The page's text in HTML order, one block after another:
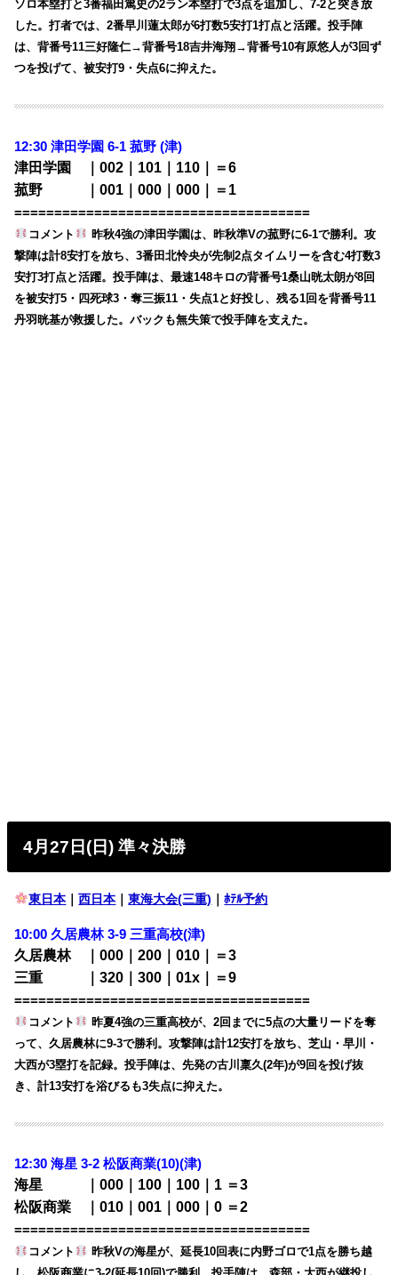
ソロ本塁打と3番福田篤史の2ラン本塁打で3点を追加し、7-2と突き放
した。打者では、2番早川蓮太郎が6打数5安打1打点と活躍。投手陣
は、背番号11三好隆仁→背番号18吉井海翔→背番号10有原悠人が3回ず
つを投げて、被安打9・失点6に抑えた。
12:30 津田学園 6-1 菰野 (津)
津田学園 ｜002｜101｜110｜＝6
菰野 ｜001｜000｜000｜＝1
=====================================
コメント
昨秋4強の津田学園は、昨秋準Vの菰野に6-1で勝利。攻
撃陣は計8安打を放ち、3番田北怜央が先制2点タイムリーを含む4打数3
安打3打点と活躍。投手陣は、最速148キロの背番号1桑山晄太朗が8回
を被安打5・四死球3・奪三振11・失点1と好投し、残る1回を背番号11
丹羽晄基が救援した。バックも無失策で投手陣を支えた。
4月27日(日) 準々決勝
東日本｜西日本｜東海大会(三重) ｜ﾎﾃﾙ予約
10:00久居農林 3-9 三重高校(津)
久居農林 ｜000｜200｜010｜＝3
三重 ｜320｜300｜01x｜＝9
=====================================
コメント
昨夏4強の三重高校が、2回までに5点の大量リードを奪
って、久居農林に9-3で勝利。攻撃陣は計12安打を放ち、芝山・早川・
大西が3塁打を記録。投手陣は、先発の古川稟久(2年)が9回を投げ抜
き、計13安打を浴びるも3失点に抑えた。
12:30 海星 3-2 松阪商業(10)(津)
海星 ｜000｜100｜100｜1 ＝3
松阪商業 ｜010｜001｜000｜0 ＝2
=====================================
コメント
昨秋Vの海星が、延長10回表に内野ゴロで1点を勝ち越